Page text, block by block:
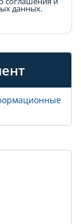
данных.